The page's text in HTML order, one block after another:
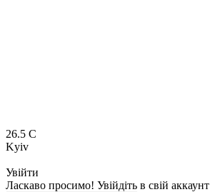
26.5 C
Kyiv
Увійти
Ласкаво просимо! Увійдіть в свій аккаунт